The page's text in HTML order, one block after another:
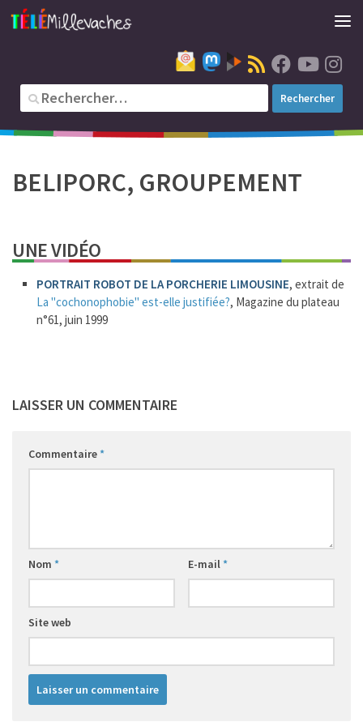
BELIPORC, GROUPEMENT
UNE VIDÉO
PORTRAIT ROBOT DE LA PORCHERIE LIMOUSINE, extrait de
La "cochonophobie" est-elle justifiée?, Magazine du plateau
n°61, juin 1999
LAISSER UN COMMENTAIRE
Commentaire*
Nom * E-mail*
Site web